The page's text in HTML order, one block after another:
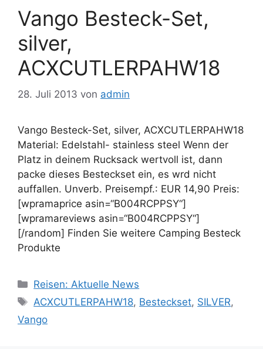
Vango Besteck-Set,
silver,
ACXCUTLERPAHW18
28. Juli 2013 von admin
Vango Besteck-Set, silver, ACXCUTLERPAHW18
Material: Edelstahl- stainless steel Wenn der
Platz in deinem Rucksack wertvoll ist, dann
packe dieses Besteckset ein, es wrd nicht
auffallen. Unverb. Preisempf.: EUR 14,90 Preis:
[wpramaprice asin=“B004RCPPSY“]
[wpramareviews asin=“B004RCPPSY“]
[/random] Finden Sie weitere Camping Besteck
Produkte
Kategorien
Reisen: Aktuelle News
Schlagwörter
ACXCUTLERPAHW18, Besteckset, SILVER,
Vango